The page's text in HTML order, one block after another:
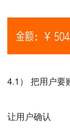
4.1） 把用户要
让用户确认